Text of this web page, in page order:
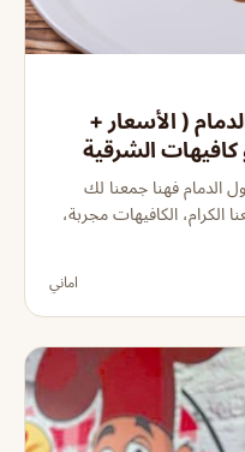
( الأسعار +
كافيهات الشرقية
الدمام فهنا جمعنا لك
الكرام، الكافيهات مجربة،
اماني